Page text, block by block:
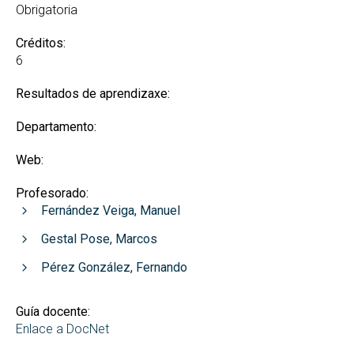
Obrigatoria
Créditos:
6
Resultados de aprendizaxe:
Departamento:
Web:
Profesorado:
Fernández Veiga, Manuel
Gestal Pose, Marcos
Pérez González, Fernando
Guía docente:
Enlace a DocNet